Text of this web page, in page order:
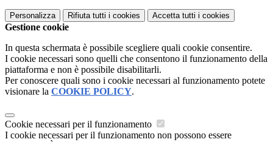
Personalizza Rifiuta tutti i cookies Accetta tutti i cookies
Gestione cookie
In questa schermata è possibile scegliere quali cookie consentire.
I cookie necessari sono quelli che consentono il funzionamento della
piattaforma e non è possibile disabilitarli.
Per conoscere quali sono i cookie necessari al funzionamento potete
visionare la COOKIE POLICY.
Cookie necessari per il funzionamento
I cookie necessari per il funzionamento non possono essere